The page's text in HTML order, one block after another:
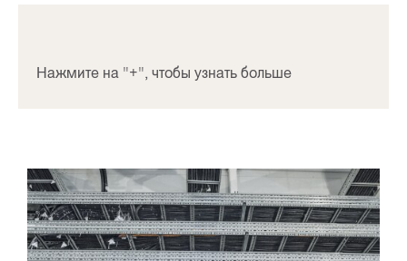
Нажмите на "+", чтобы узнать больше